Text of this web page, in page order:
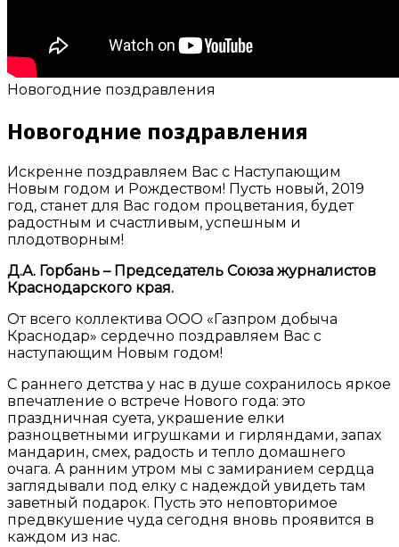
Новогодние поздравления
Новогодние поздравления
Искренне поздравляем Вас с Наступающим
Новым годом и Рождеством! Пусть новый, 2019
год, станет для Вас годом процветания, будет
радостным и счастливым, успешным и
плодотворным!
Д.А. Горбань – Председатель Союза журналистов
Краснодарского края.
От всего коллектива ООО «Газпром добыча
Краснодар» сердечно поздравляем Вас с
наступающим Новым годом!
С раннего детства у нас в душе сохранилось яркое
впечатление о встрече Нового года: это
праздничная суета, украшение елки
разноцветными игрушками и гирляндами, запах
мандарин, смех, радость и тепло домашнего
очага. А ранним утром мы с замиранием сердца
заглядывали под елку с надеждой увидеть там
заветный подарок. Пусть это неповторимое
предвкушение чуда сегодня вновь проявится в
каждом из нас.